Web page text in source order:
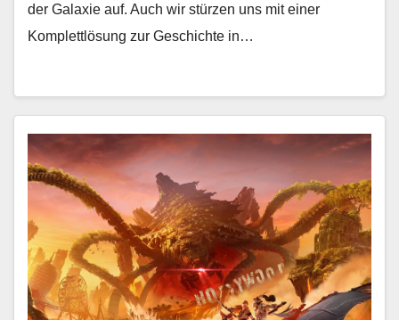
der Galaxie auf. Auch wir stürzen uns mit einer
Komplettlösung zur Geschichte in…